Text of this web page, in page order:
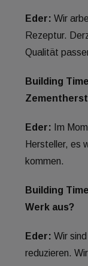
Eder: Wir
Rezeptur.
Qualität
Building
Eder: Im
Hersteller, es
kommen.
Building
Werk aus?
Eder: Wir
reduzieren.